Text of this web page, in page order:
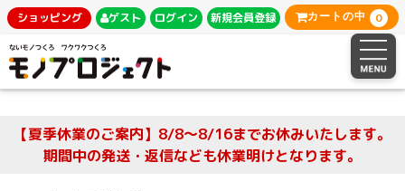
ショッピング ゲスト ログイン 新規会員登録 カートの中 0
【夏季休業のご案内】8/8～8/16までお休みいたします。
期間中の発送・返信なども休業明けとなります。